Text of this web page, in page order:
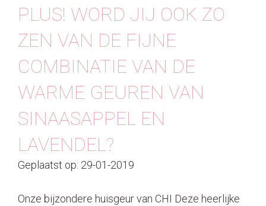
PLUS! WORD JIJ OOK ZO
ZEN VAN DE FIJNE
COMBINATIE VAN DE
WARME GEUREN VAN
SINAASAPPEL EN
LAVENDEL?
Geplaatst op: 29-01-2019
Onze bijzondere huisgeur van CHI Deze heerlijke